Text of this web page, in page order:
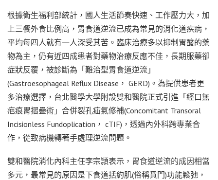
根據衛生福利部統計，國人生活節奏快速、工作壓力大，加
上三餐外食比例高，胃食道逆流已成為常見的消化道疾病，
平均每四人就有一人深受其苦。臨床治療多以抑制胃酸的藥
物為主，仍有近四成患者對藥物治療反應不佳，長期服藥卻
症狀反覆，被診斷為「難治型胃食道逆流」
(Gastroesophageal Reflux Disease， GERD)。為提供患者更
多治療選擇，台北醫學大學附設雙和醫院正式引進「經口無
疤痕胃摺疊術」合併裂孔疝氣修補(Concomitant Transoral
Incisionless Fundoplication， cTIF)，透過內外科跨專業合
作，從致病機轉著手處理逆流問題。
雙和醫院消化內科主任李宗頴表示，胃食道逆流的成因相當
多元，最常見的原因是下食道括約肌(俗稱賁門)功能鬆弛，